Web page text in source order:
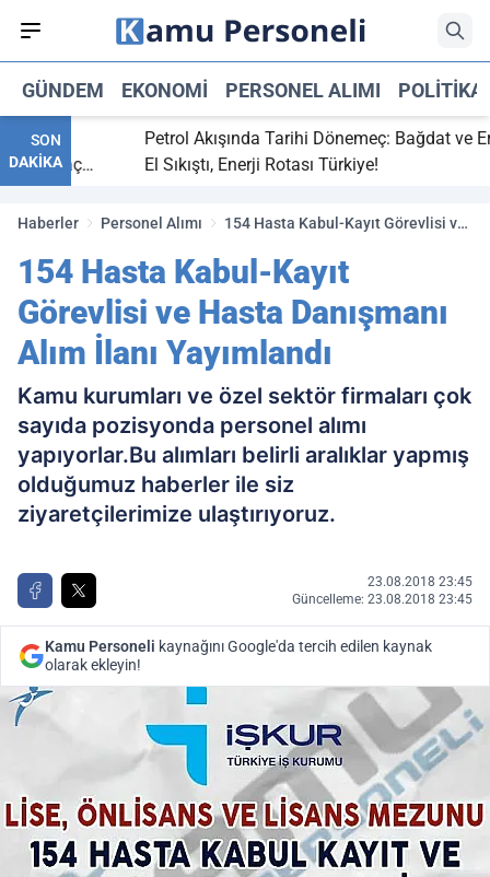
GÜNDEM EKONOMI PERSONEL ALIMI POLITIKA
SON
DAKİKA
bitti,
maç
Petrol Akışında Tarihi Dönemeç: Bağdat ve Erbil
El Sıkıştı, Enerji Rotası Türkiye!
Haberler Personel Alımı
154 Hasta Kabul-Kayıt Görevlisi ve
Yayımlandı
154 Hasta Kabul-Kayıt
Görevlisi ve Hasta Danışmanı
Alım İlanı Yayımlandı
Kamu kurumları ve özel sektör firmaları çok
sayıda pozisyonda personel alımı
yapıyorlar.Bu alımları belirli aralıklar yapmış
olduğumuz haberler ile siz
ziyaretçilerimize ulaştırıyoruz.
23.08.2018 23:45
Güncelleme: 23.08.2018 23:45
Kamu Personeli kaynağını Google'da tercih edilen kaynak
olarak ekleyin!